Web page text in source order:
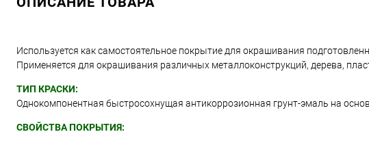
Используется как самостоятельное покрытие для окрашивания
Применяется для окрашивания различных металлоконструкций, дерева,
ТИП КРАСКИ:
Однокомпонентная быстросохнущая антикоррозионная грунт-эмаль на
СВОЙСТВА ПОКРЫТИЯ: